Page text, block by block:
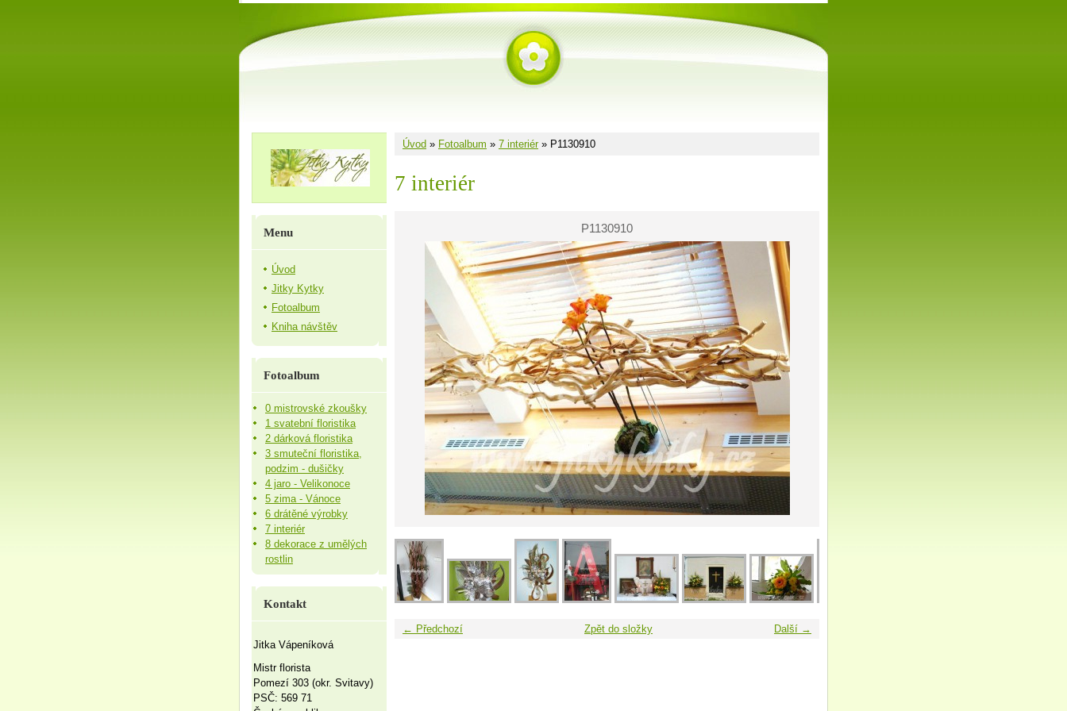
Úvod » Fotoalbum » 7 interiér» P1130910
7 interiér
P1130910
← Předchozí Další →
Zpět do složky
Menu
Úvod
Jitky Kytky
Fotoalbum
Kniha návštěv
Fotoalbum
0 mistrovské zkoušky
1 svatební floristika
2 dárková floristika
3 smuteční floristika,
podzim - dušičky
4 jaro - Velikonoce
5 zima - Vánoce
6 drátěné výrobky
7 interiér
8 dekorace z umělých
rostlin
Kontakt
Jitka Vápeníková
Mistr florista
Pomezí 303 (okr. Svitavy)
PSČ: 569 71